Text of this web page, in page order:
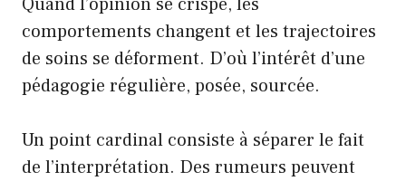
comportements changent et les trajectoires
de soins se déforment. D’où l’intérêt d’une
pédagogie régulière, posée, sourcée.
Un point cardinal consiste à séparer le fait
de l’interprétation. Des rumeurs peuvent